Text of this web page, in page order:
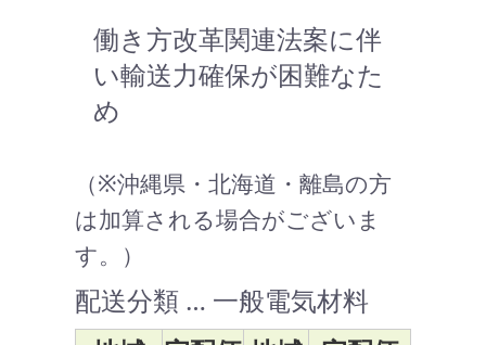
働き方改革関連法案に伴
い輸送力確保が困難なた
め
（※沖縄県・北海道・離島の方
は加算される場合がございま
す。）
配送分類 … 一般電気材料